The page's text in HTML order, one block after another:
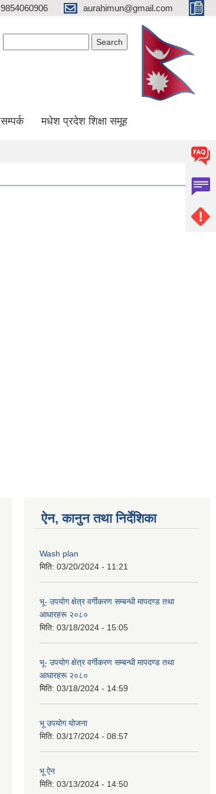
9854060906 aurahimun@gmail.com
सम्पर्क मधेश प्रदेश शिक्षा समूह
ऐन, कानुन तथा निर्देशिका
Wash plan
मिति: 03/20/2024 - 11:21
भू- उपयोग क्षेत्र वर्गीकरण सम्बन्धी मापदण्ड तथा
आधारहरू २०८०
मिति: 03/18/2024 - 15:05
भू- उपयोग क्षेत्र वर्गीकरण सम्बन्धी मापदण्ड तथा
आधारहरू २०८०
मिति: 03/18/2024 - 14:59
भू उपयोग योजना
मिति: 03/17/2024 - 08:57
भू ऐन
मिति: 03/13/2024 - 14:50